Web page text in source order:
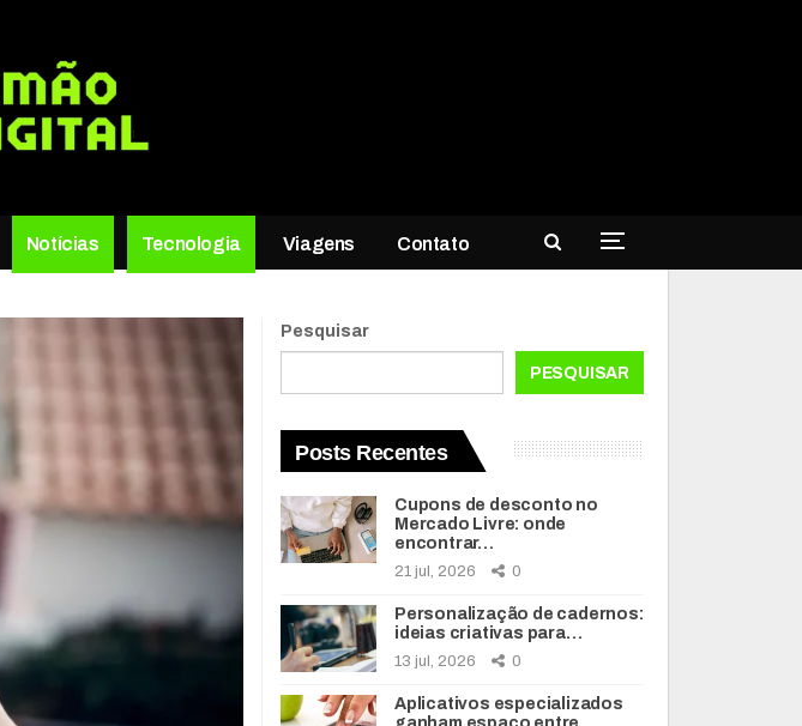
Notícias Tecnologia Viagens Contato
Pesquisar
PESQUISAR
Posts Recentes
Cupons de desconto no
Mercado Livre: onde
encontrar…
21 jul, 2026 0
Personalização de cadernos:
ideias criativas para…
13 jul, 2026 0
Aplicativos especializados